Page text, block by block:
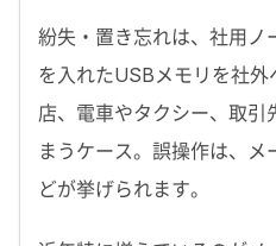
紛失・置き忘れは、社用ノ
を入れたUSBメモリを社
店、電車やタクシー、取引
まうケース。誤操作は、
どが挙げられます。